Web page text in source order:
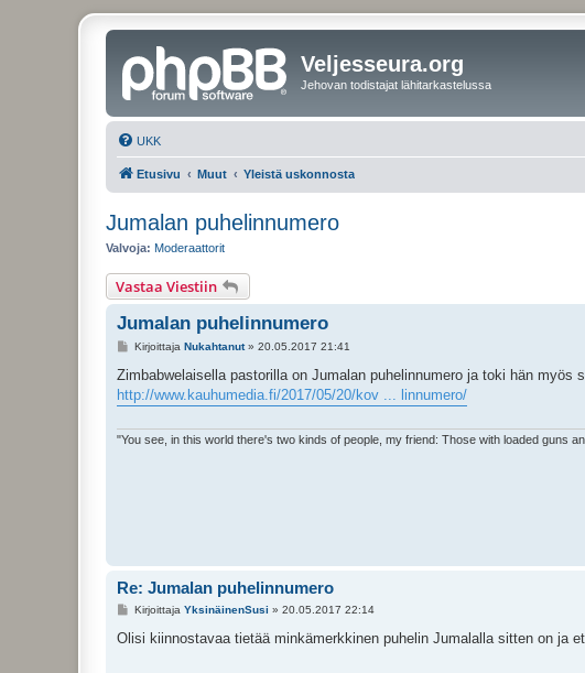
Veljesseura.org
Jehovan todistajat lähitarkastelussa
UKK
Etusivu Muut Yleistä uskonnosta
Jumalan puhelinnumero
Valvoja: Moderaattorit
Vastaa Viestiin
Jumalan puhelinnumero
V
e
t
Kirjoittaja Nukahtanut» 20.05.2017 21:41
Zimbabwelaisella pastorilla on Jumalan puhelinnumero ja toki hän myös
http://www.kauhumedia.fi/2017/05/20/kov ... linnumero/
"You see, in this world there's two kinds of people, my friend: Those with loaded guns
Re: Jumalan puhelinnumero
V
e
Kirjoittaja YksinäinenSusi » 20.05.2017 22:14
Olisi kiinnostavaa tietää minkämerkkinen puhelin Jumalalla sitten on ja